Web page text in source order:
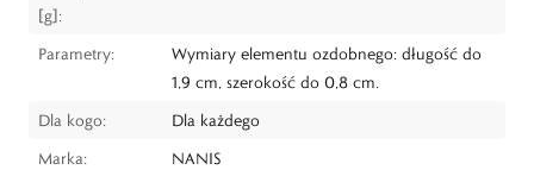
[g]:
Parametry:
Wymiary elementu ozdobnego: długość do
1,9 cm, szerokość do 0,8 cm.
Dla kogo:
Dla każdego
Marka:
NANIS